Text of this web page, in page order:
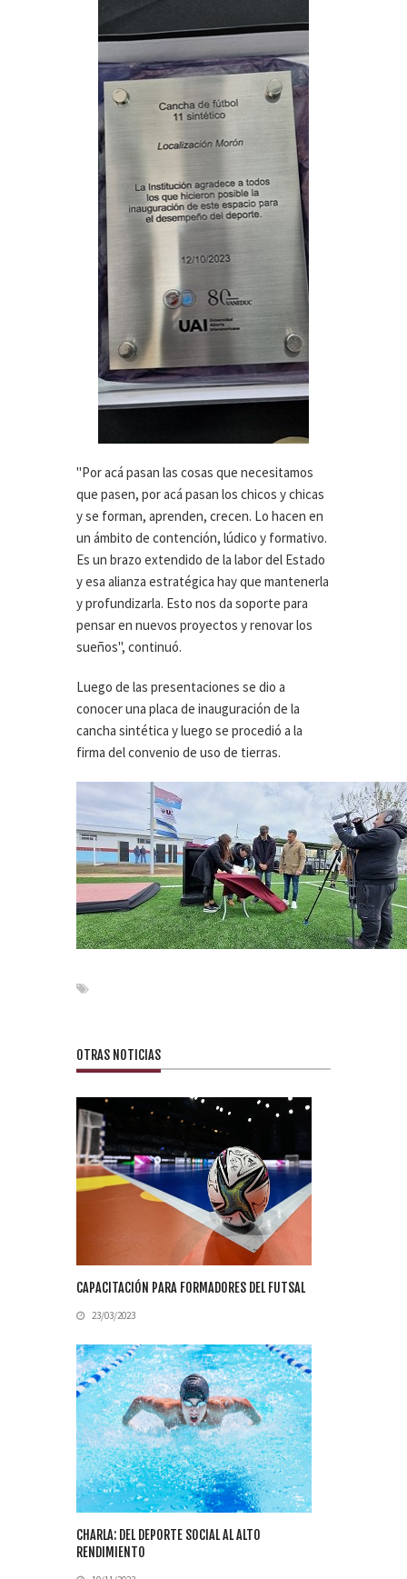
"Por acá pasan las cosas que necesitamos
que pasen, por acá pasan los chicos y chicas
y se forman, aprenden, crecen. Lo hacen en
un ámbito de contención, lúdico y formativo.
Es un brazo extendido de la labor del Estado
y esa alianza estratégica hay que mantenerla
y profundizarla. Esto nos da soporte para
pensar en nuevos proyectos y renovar los
sueños", continuó.
Luego de las presentaciones se dio a
conocer una placa de inauguración de la
cancha sintética y luego se procedió a la
firma del convenio de uso de tierras.
OTRAS NOTICIAS
CAPACITACIÓN PARA FORMADORES DEL FUTSAL
23/03/2023
CHARLA: DEL DEPORTE SOCIAL AL ALTO
RENDIMIENTO